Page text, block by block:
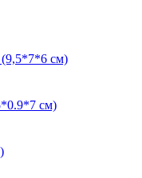
см)
см)